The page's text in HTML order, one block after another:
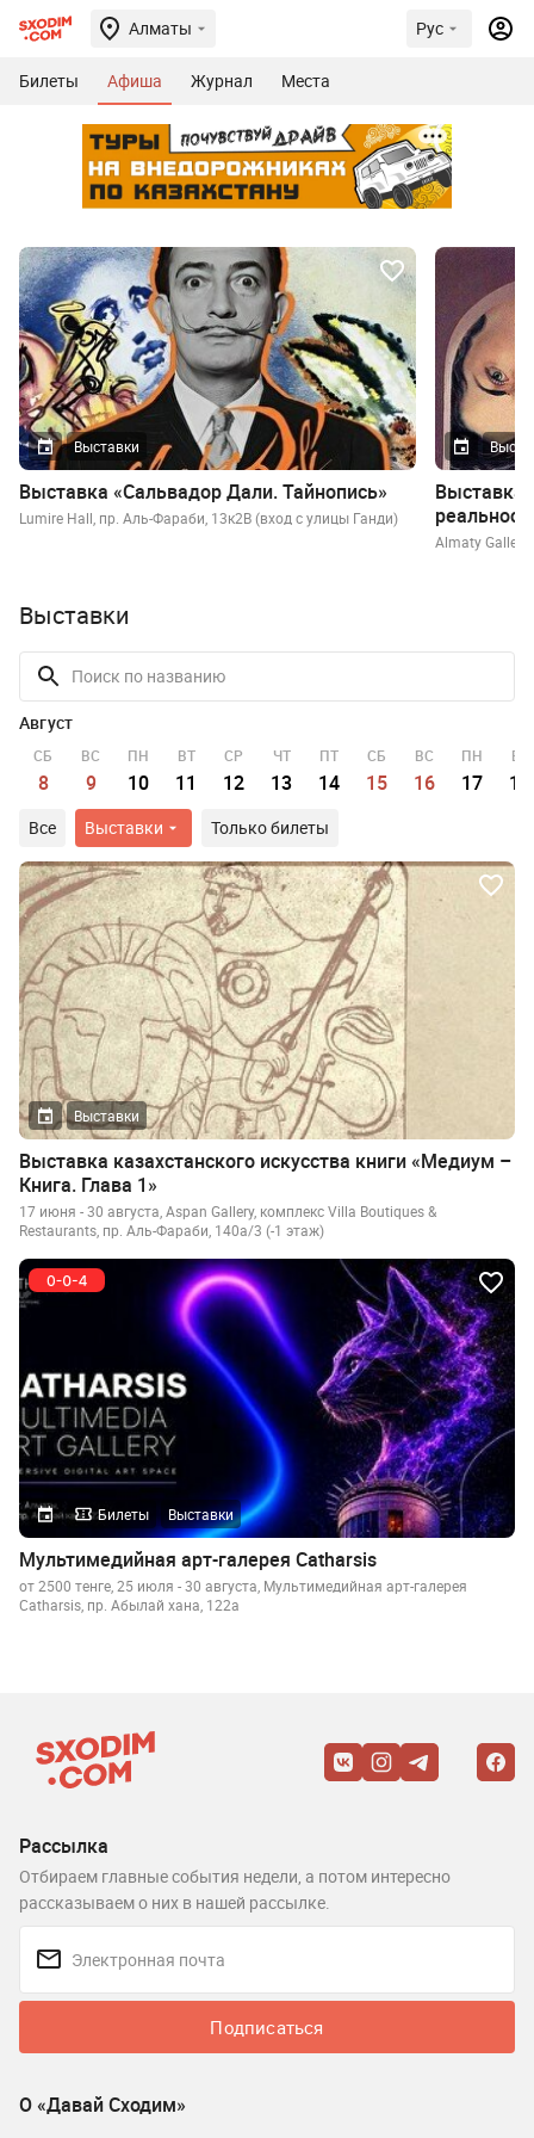
Алматы Рус
Билеты Афиша Журнал Места
Выставки
Выставка «Сальвадор Дали. Тайнопись»
Lumire Hall, пр. Аль-Фараби, 13к2В (вход с улицы Ганди)
Выставка
Almaty
Выставки
Август
СБ
8
ВС
9
ПН
10
ВТ
11
СР
12
ЧТ
13
ПТ
14
СБ
15
ВС
16
ПН
17
ВТ
18
Все Выставки Только билеты
Выставки
Выставка казахстанского искусства книги «Медиум –
Книга. Глава 1»
17 июня - 30 августа, Aspan Gallery, комплекс Villa Boutiques &
Restaurants, пр. Аль-Фараби, 140а/3 (-1 этаж)
Билеты Выставки
Мультимедийная арт-галерея Catharsis
от 2500 тенге, 25 июля - 30 августа, Мультимедийная ​арт-галерея
Catharsis, пр. Абылай хана, 122а
Рассылка
Отбираем главные события недели, а потом интересно
рассказываем о них в нашей рассылке.
Подписаться
О «Давай Сходим»